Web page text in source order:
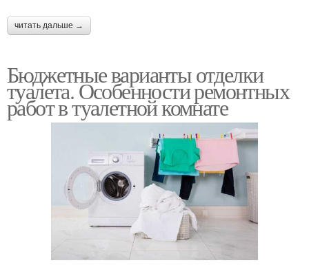
читать дальше →
Бюджетные варианты отделки
туалета. Особенности ремонтных
работ в туалетной комнате